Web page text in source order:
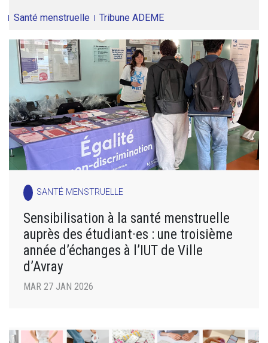
Santé menstruelle Tribune ADEME
SANTÉ MENSTRUELLE
Sensibilisation à la santé menstruelle
auprès des étudiant·es : une troisième
année d’échanges à l’IUT de Ville
d’Avray
MAR 27 JAN 2026